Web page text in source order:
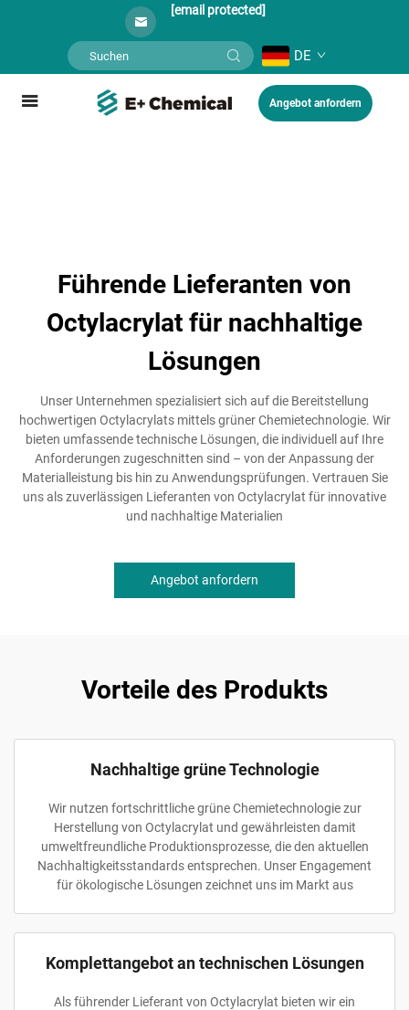
[email protected]
DE
Angebot anfordern
Führende Lieferanten von
Octylacrylat für nachhaltige
Lösungen
Unser Unternehmen spezialisiert sich auf die Bereitstellung
hochwertigen Octylacrylats mittels grüner Chemietechnologie. Wir
bieten umfassende technische Lösungen, die individuell auf Ihre
Anforderungen zugeschnitten sind – von der Anpassung der
Materialleistung bis hin zu Anwendungsprüfungen. Vertrauen Sie
uns als zuverlässigen Lieferanten von Octylacrylat für innovative
und nachhaltige Materialien
Angebot anfordern
Vorteile des Produkts
Nachhaltige grüne Technologie
Wir nutzen fortschrittliche grüne Chemietechnologie zur
Herstellung von Octylacrylat und gewährleisten damit
umweltfreundliche Produktionsprozesse, die den aktuellen
Nachhaltigkeitsstandards entsprechen. Unser Engagement
für ökologische Lösungen zeichnet uns im Markt aus
Komplettangebot an technischen Lösungen
Als führender Lieferant von Octylacrylat bieten wir ein